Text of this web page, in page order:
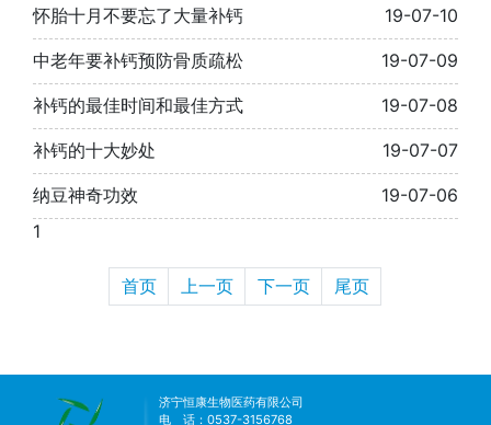
19-07-10
怀胎十月不要忘了大量补钙
19-07-09
中老年要补钙预防骨质疏松
19-07-08
补钙的最佳时间和最佳方式
19-07-07
补钙的十大妙处
19-07-06
纳豆神奇功效
1
首页 上一页 下一页 尾页
济宁恒康生物医药有限公司
电 话：0537-3156768